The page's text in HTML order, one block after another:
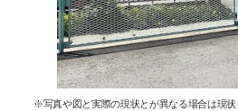
※写真や図と実際の現状とが異なる場合は現